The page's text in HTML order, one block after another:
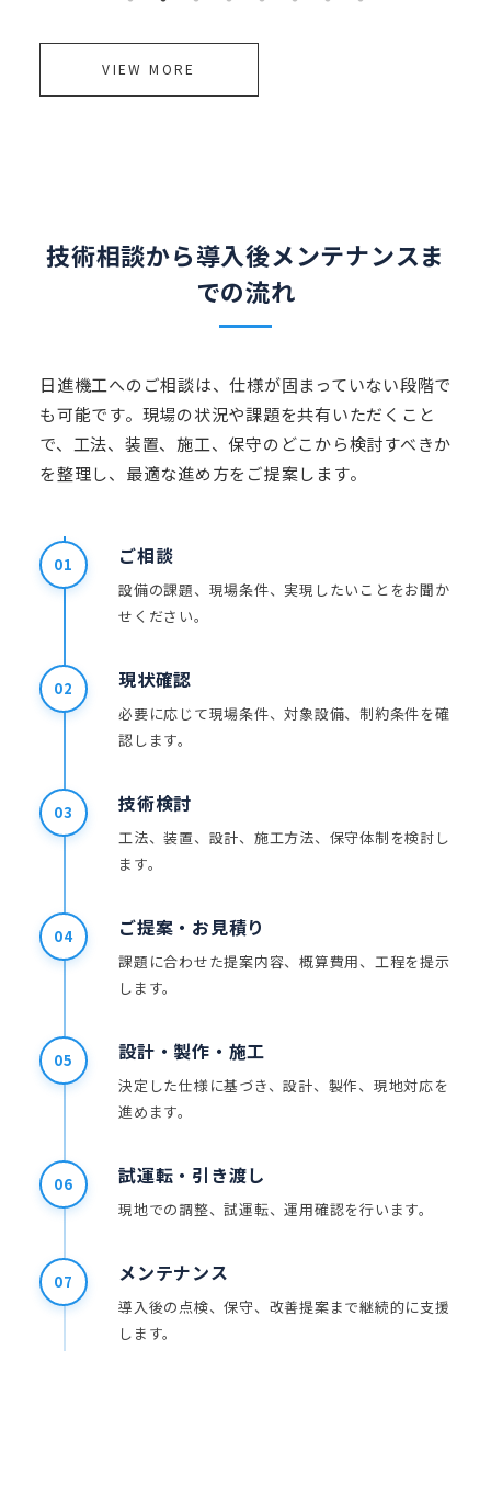
VIEW MORE
技術相談から導入後メンテナンスま
での流れ
日進機工へのご相談は、仕様が固まっていない段階で
も可能です。現場の状況や課題を共有いただくこと
で、工法、装置、施工、保守のどこから検討すべきか
を整理し、最適な進め方をご提案します。
01 ご相談
設備の課題、現場条件、実現したいことをお聞か
せください。
02 現状確認
必要に応じて現場条件、対象設備、制約条件を確
認します。
03 技術検討
工法、装置、設計、施工方法、保守体制を検討し
ます。
04 ご提案・お見積り
課題に合わせた提案内容、概算費用、工程を提示
します。
05 設計・製作・施工
決定した仕様に基づき、設計、製作、現地対応を
進めます。
06 試運転・引き渡し
現地での調整、試運転、運用確認を行います。
07 メンテナンス
導入後の点検、保守、改善提案まで継続的に支援
します。